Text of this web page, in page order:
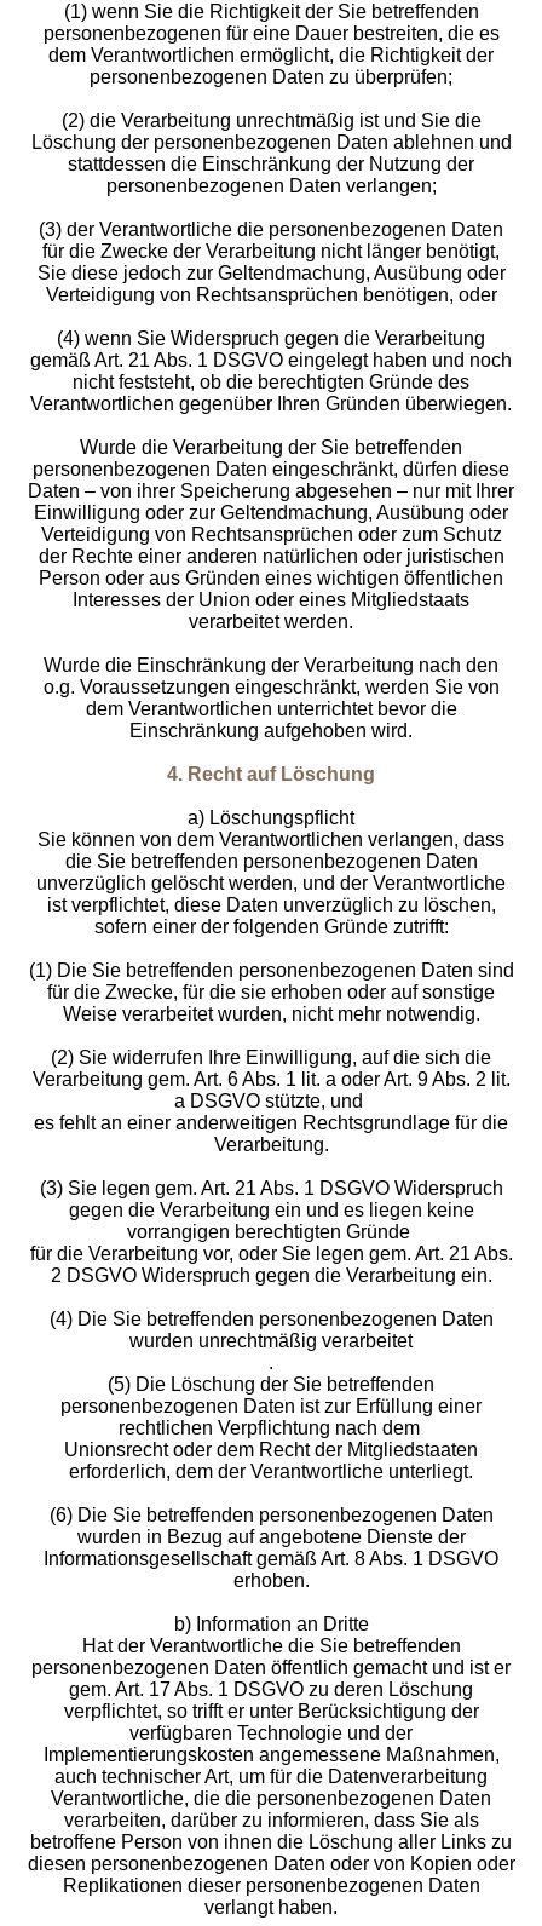
(1) wenn Sie die Richtigkeit der Sie betreffenden
personenbezogenen für eine Dauer bestreiten, die es
dem Verantwortlichen ermöglicht, die Richtigkeit der
personenbezogenen Daten zu überprüfen;
(2) die Verarbeitung unrechtmäßig ist und Sie die
Löschung der personenbezogenen Daten ablehnen und
stattdessen die Einschränkung der Nutzung der
personenbezogenen Daten verlangen;
(3) der Verantwortliche die personenbezogenen Daten
für die Zwecke der Verarbeitung nicht länger benötigt,
Sie diese jedoch zur Geltendmachung, Ausübung oder
Verteidigung von Rechtsansprüchen benötigen, oder
(4) wenn Sie Widerspruch gegen die Verarbeitung
gemäß Art. 21 Abs. 1 DSGVO eingelegt haben und noch
nicht feststeht, ob die berechtigten Gründe des
Verantwortlichen gegenüber Ihren Gründen überwiegen.
Wurde die Verarbeitung der Sie betreffenden
personenbezogenen Daten eingeschränkt, dürfen diese
Daten – von ihrer Speicherung abgesehen – nur mit Ihrer
Einwilligung oder zur Geltendmachung, Ausübung oder
Verteidigung von Rechtsansprüchen oder zum Schutz
der Rechte einer anderen natürlichen oder juristischen
Person oder aus Gründen eines wichtigen öffentlichen
Interesses der Union oder eines Mitgliedstaats
verarbeitet werden.
Wurde die Einschränkung der Verarbeitung nach den
o.g. Voraussetzungen eingeschränkt, werden Sie von
dem Verantwortlichen unterrichtet bevor die
Einschränkung aufgehoben wird.
4. Recht auf Löschung
a) Löschungspflicht
Sie können von dem Verantwortlichen verlangen, dass
die Sie betreffenden personenbezogenen Daten
unverzüglich gelöscht werden, und der Verantwortliche
ist verpflichtet, diese Daten unverzüglich zu löschen,
sofern einer der folgenden Gründe zutrifft:
(1) Die Sie betreffenden personenbezogenen Daten sind
für die Zwecke, für die sie erhoben oder auf sonstige
Weise verarbeitet wurden, nicht mehr notwendig.
(2) Sie widerrufen Ihre Einwilligung, auf die sich die
Verarbeitung gem. Art. 6 Abs. 1 lit. a oder Art. 9 Abs. 2 lit.
a DSGVO stützte, und
es fehlt an einer anderweitigen Rechtsgrundlage für die
Verarbeitung.
(3) Sie legen gem. Art. 21 Abs. 1 DSGVO Widerspruch
gegen die Verarbeitung ein und es liegen keine
vorrangigen berechtigten Gründe
für die Verarbeitung vor, oder Sie legen gem. Art. 21 Abs.
2 DSGVO Widerspruch gegen die Verarbeitung ein.
(4) Die Sie betreffenden personenbezogenen Daten
wurden unrechtmäßig verarbeitet
.
(5) Die Löschung der Sie betreffenden
personenbezogenen Daten ist zur Erfüllung einer
rechtlichen Verpflichtung nach dem
Unionsrecht oder dem Recht der Mitgliedstaaten
erforderlich, dem der Verantwortliche unterliegt.
(6) Die Sie betreffenden personenbezogenen Daten
wurden in Bezug auf angebotene Dienste der
Informationsgesellschaft gemäß Art. 8 Abs. 1 DSGVO
erhoben.
b) Information an Dritte
Hat der Verantwortliche die Sie betreffenden
personenbezogenen Daten öffentlich gemacht und ist er
gem. Art. 17 Abs. 1 DSGVO zu deren Löschung
verpflichtet, so trifft er unter Berücksichtigung der
verfügbaren Technologie und der
Implementierungskosten angemessene Maßnahmen,
auch technischer Art, um für die Datenverarbeitung
Verantwortliche, die die personenbezogenen Daten
verarbeiten, darüber zu informieren, dass Sie als
betroffene Person von ihnen die Löschung aller Links zu
diesen personenbezogenen Daten oder von Kopien oder
Replikationen dieser personenbezogenen Daten
verlangt haben.